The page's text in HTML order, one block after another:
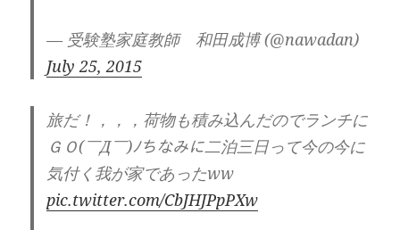
— 受験塾家庭教師 和田成博 (@nawadan)
July 25, 2015
旅だ！，，，荷物も積み込んだのでランチに
ＧＯ(￣Д￣)ﾉちなみに二泊三日って今の今に
気付く我が家であったww
pic.twitter.com/CbJHJPpPXw